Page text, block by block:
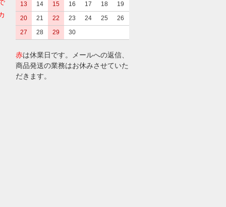
13
14 15 16 17 18
19
20
21 22 23 24 25
26
27
28 29 30
赤は休業日です。メールへの返信、
商品発送の業務はお休みさせていた
だきます。